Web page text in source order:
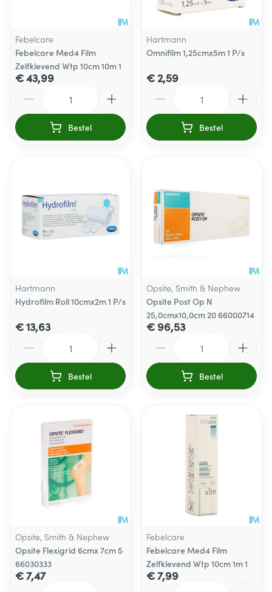
Febelcare
Febelcare Med4 Film
Zelfklevend Wtp 10cm 10m 1
€ 43,99
Bestel
Hartmann
Omnifilm 1,25cmx5m 1 P/s
€ 2,59
Bestel
Hartmann
Hydrofilm Roll 10cmx2m 1 P/s
€ 13,63
Bestel
Opsite, Smith & Nephew
Opsite Post Op N
25,0cmx10,0cm 20 66000714
€ 96,53
Bestel
Opsite, Smith & Nephew
Opsite Flexigrid 6cmx 7cm 5
66030333
€ 7,47
Febelcare
Febelcare Med4 Film
Zelfklevend Wtp 10cm 1m 1
€ 7,99